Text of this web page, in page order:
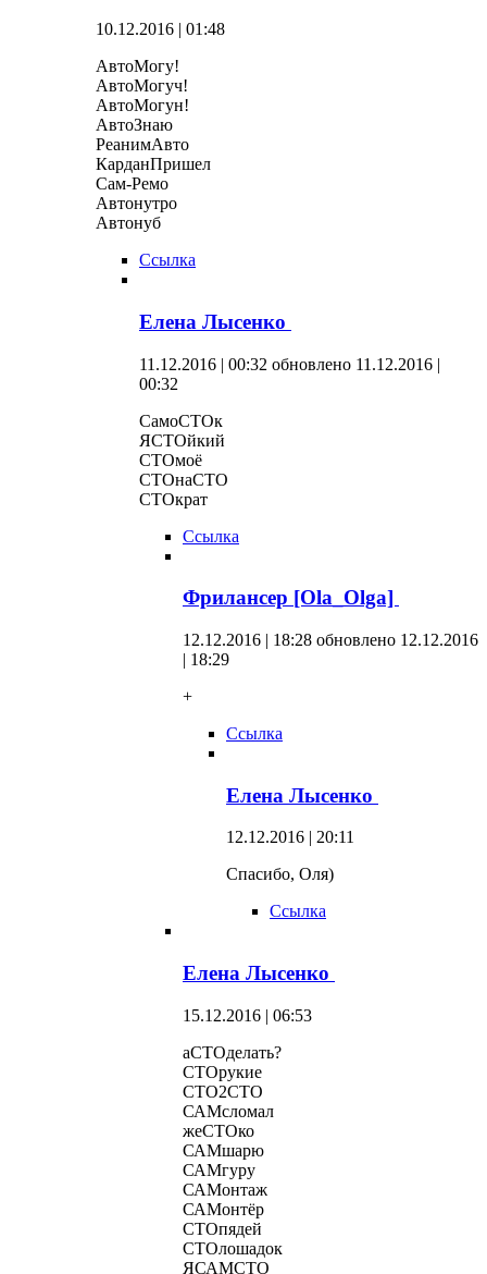
10.12.2016 | 01:48
АвтоМогу!
АвтоМогуч!
АвтоМогун!
АвтоЗнаю
РеанимАвто
КарданПришел
Сам-Ремо
Автонутро
Автонуб
Ссылка
Елена Лысенко
11.12.2016 | 00:32 обновлено 11.12.2016 |
00:32
СамоСТОк
ЯСТОйкий
СТОмоё
СТОнаСТО
СТОкрат
Ссылка
Фрилансер [Ola_Olga]
12.12.2016 | 18:28 обновлено 12.12.2016
| 18:29
+
Ссылка
Елена Лысенко
12.12.2016 | 20:11
Спасибо, Оля)
Ссылка
Елена Лысенко
15.12.2016 | 06:53
аСТОделать?
СТОрукие
СТО2СТО
САМсломал
жеСТОко
САМшарю
САМгуру
САМонтаж
САМонтёр
СТОпядей
СТОлошадок
ЯСАМСТО